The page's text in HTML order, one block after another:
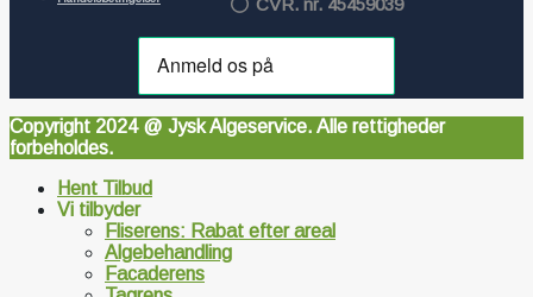
Copyright 2024 @ Jysk Algeservice. Alle rettigheder
forbeholdes.
Hent Tilbud
Vi tilbyder
Fliserens: Rabat efter areal
Algebehandling
Facaderens